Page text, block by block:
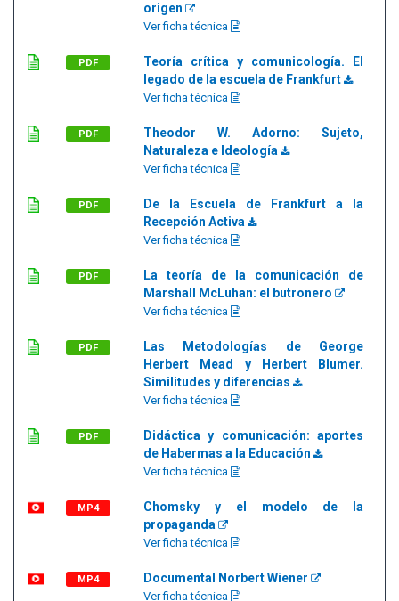
origen
Ver ficha técnica
PDF
Teoría crítica y comunicología. El
legado de la escuela de Frankfurt
Ver ficha técnica
PDF
Theodor W. Adorno: Sujeto,
Naturaleza e Ideología
Ver ficha técnica
PDF
De la Escuela de Frankfurt a la
Recepción Activa
Ver ficha técnica
PDF
La teoría de la comunicación de
Marshall McLuhan: el butronero
Ver ficha técnica
PDF
Las Metodologías de George
Herbert Mead y Herbert Blumer.
Similitudes y diferencias
Ver ficha técnica
PDF
Didáctica y comunicación: aportes
de Habermas a la Educación
Ver ficha técnica
MP4
Chomsky y el modelo de la
propaganda
Ver ficha técnica
MP4 Documental Norbert Wiener
Ver ficha técnica